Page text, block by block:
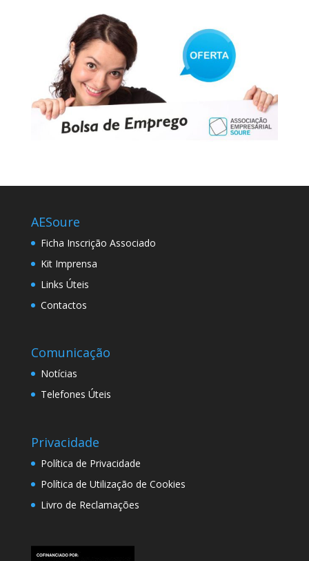
AESoure
Ficha Inscrição Associado
Kit Imprensa
Links Úteis
Contactos
Comunicação
Notícias
Telefones Úteis
Privacidade
Política de Privacidade
Política de Utilização de Cookies
Livro de Reclamações